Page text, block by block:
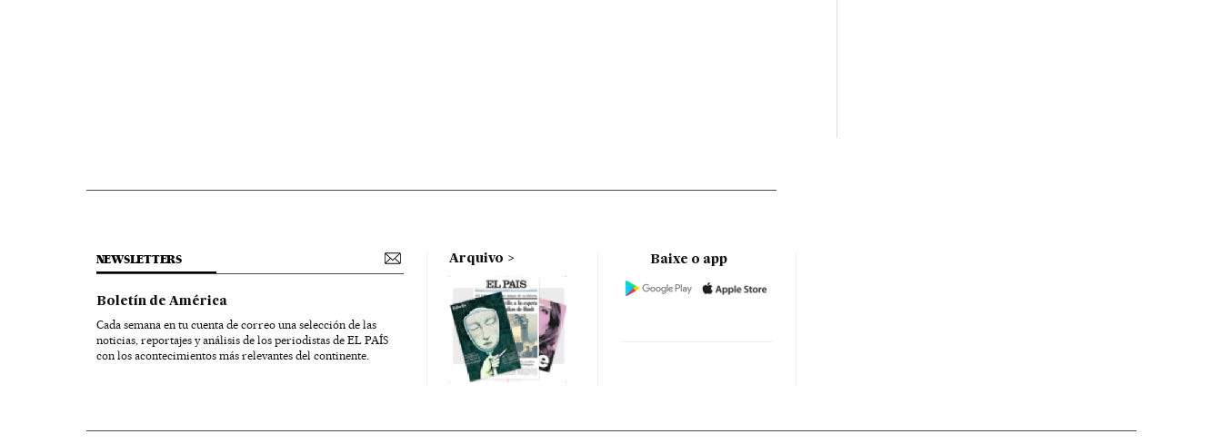
NEWSLETTERS
Boletín de América
Cada semana en tu cuenta de correo una selección de las
noticias, reportajes y análisis de los periodistas de EL PAÍS
con los acontecimientos más relevantes del continente.
Arquivo Baixe o app